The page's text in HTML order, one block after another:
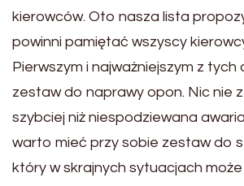
kierowców. Oto nasza lista
powinni pamiętać wszyscy
Pierwszym i najważniejszym z
zestaw do naprawy opon. Nic nie
szybciej niż niespodziewana
warto mieć przy sobie zestaw do
który w skrajnych sytuacjach